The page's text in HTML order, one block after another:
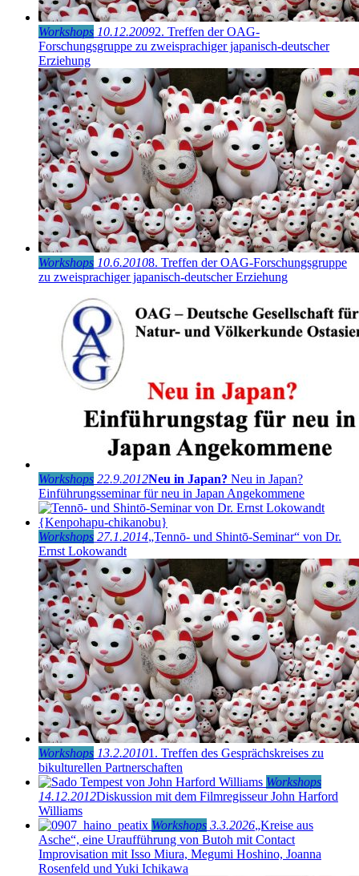
Workshops 10.12.20092. Treffen der OAG-
Forschungsgruppe zu zweisprachiger japanisch-deutscher
Erziehung
Workshops 10.6.20108. Treffen der OAG-Forschungsgruppe
zu zweisprachiger japanisch-deutscher Erziehung
Workshops 22.9.2012Neu in Japan? Neu in Japan?
Einführungsseminar für neu in Japan Angekommene
Workshops 27.1.2014„Tennō- und Shintō-Seminar“ von Dr.
Ernst Lokowandt
Workshops 13.2.20101. Treffen des Gesprächskreises zu
bikulturellen Partnerschaften
Workshops
14.12.2012Diskussion mit dem Filmregisseur John Harford
Williams
Workshops 3.3.2026„Kreise aus
Asche“, eine Uraufführung von Butoh mit Contact
Improvisation mit Isso Miura, Megumi Hoshino, Joanna
Rosenfeld und Yuki Ichikawa